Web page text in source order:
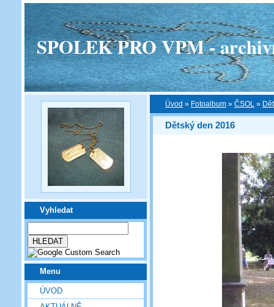
SPOLEK PRO VPM -
Vyhledat
Menu
ÚVOD
Úvod » Fotoalbum » ČSOL »
Dětský den 2016